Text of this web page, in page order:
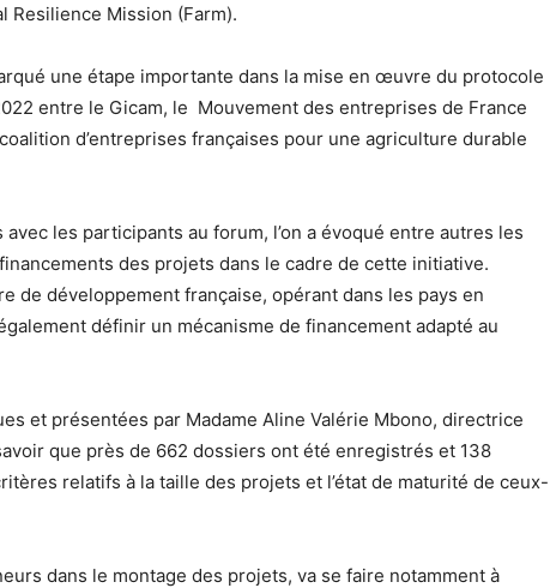
Resilience Mission (Farm).
une étape importante dans la mise en œuvre du protocole
entre le Gicam, le Mouvement des entreprises de France
d’entreprises françaises pour une agriculture durable
avec les participants au forum, l’on a évoqué entre autres les
des projets dans le cadre de cette initiative.
de développement française, opérant dans les pays en
définir un mécanisme de financement adapté au
et présentées par Madame Aline Valérie Mbono, directrice
que près de 662 dossiers ont été enregistrés et 138
relatifs à la taille des projets et l’état de maturité de ceux-
dans le montage des projets, va se faire notamment à